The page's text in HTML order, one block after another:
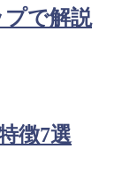
プで解説
徴7選